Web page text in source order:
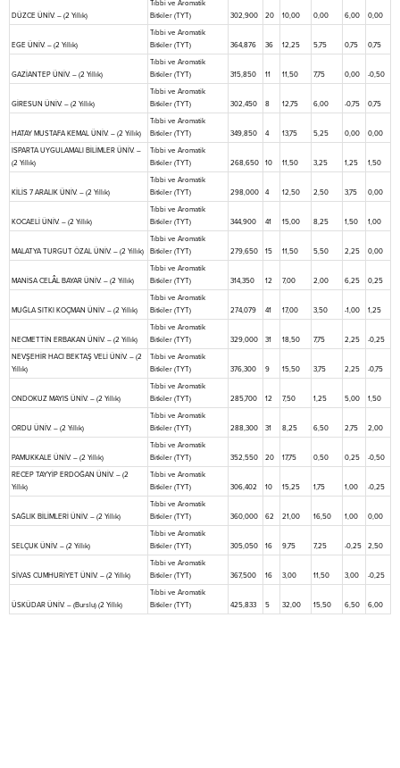
DÜZCE ÜNİV. – (2 Yıllık)
Tıbbi ve Aromatik
Bitkiler (TYT)
302,900 20 10,00 0,00 6,00 0,00
EGE ÜNİV. – (2 Yıllık)
Tıbbi ve Aromatik
Bitkiler (TYT)
364,876 36 12,25 5,75 0,75 0,75
GAZİANTEP ÜNİV. – (2 Yıllık)
Tıbbi ve Aromatik
Bitkiler (TYT)
315,850 11 11,50 7,75 0,00 -0,50
GİRESUN ÜNİV. – (2 Yıllık)
Tıbbi ve Aromatik
Bitkiler (TYT)
302,450 8 12,75 6,00 -0,75 0,75
HATAY MUSTAFA KEMAL ÜNİV. – (2 Yıllık)
Tıbbi ve Aromatik
Bitkiler (TYT)
349,850 4 13,75 5,25 0,00 0,00
ISPARTA UYGULAMALI BİLİMLER ÜNİV. –
(2 Yıllık)
Tıbbi ve Aromatik
Bitkiler (TYT)
268,650 10 11,50 3,25 1,25 1,50
KİLİS 7 ARALIK ÜNİV. – (2 Yıllık)
Tıbbi ve Aromatik
Bitkiler (TYT)
298,000 4 12,50 2,50 3,75 0,00
KOCAELİ ÜNİV. – (2 Yıllık)
Tıbbi ve Aromatik
Bitkiler (TYT)
344,900 41 15,00 8,25 1,50 1,00
MALATYA TURGUT ÖZAL ÜNİV. – (2 Yıllık)
Tıbbi ve Aromatik
Bitkiler (TYT)
279,650 15 11,50 5,50 2,25 0,00
MANİSA CELÂL BAYAR ÜNİV. – (2 Yıllık)
Tıbbi ve Aromatik
Bitkiler (TYT)
314,350 12 7,00 2,00 6,25 0,25
MUĞLA SITKI KOÇMAN ÜNİV. – (2 Yıllık)
Tıbbi ve Aromatik
Bitkiler (TYT)
274,079 41 17,00 3,50 -1,00 1,25
NECMETTİN ERBAKAN ÜNİV. – (2 Yıllık)
Tıbbi ve Aromatik
Bitkiler (TYT)
329,000 31 18,50 7,75 2,25 -0,25
NEVŞEHİR HACI BEKTAŞ VELİ ÜNİV. – (2
Yıllık)
Tıbbi ve Aromatik
Bitkiler (TYT)
376,300 9 15,50 3,75 2,25 -0,75
ONDOKUZ MAYIS ÜNİV. – (2 Yıllık)
Tıbbi ve Aromatik
Bitkiler (TYT)
285,700 12 7,50 1,25 5,00 1,50
ORDU ÜNİV. – (2 Yıllık)
Tıbbi ve Aromatik
Bitkiler (TYT)
288,300 31 8,25 6,50 2,75 2,00
PAMUKKALE ÜNİV. – (2 Yıllık)
Tıbbi ve Aromatik
Bitkiler (TYT)
352,550 20 17,75 0,50 0,25 -0,50
RECEP TAYYİP ERDOĞAN ÜNİV. – (2
Yıllık)
Tıbbi ve Aromatik
Bitkiler (TYT)
306,402 10 15,25 1,75 1,00 -0,25
SAĞLIK BİLİMLERİ ÜNİV. – (2 Yıllık)
Tıbbi ve Aromatik
Bitkiler (TYT)
360,000 62 21,00 16,50 1,00 0,00
SELÇUK ÜNİV. – (2 Yıllık)
Tıbbi ve Aromatik
Bitkiler (TYT)
305,050 16 9,75 7,25 -0,25 2,50
SİVAS CUMHURİYET ÜNİV. – (2 Yıllık)
Tıbbi ve Aromatik
Bitkiler (TYT)
367,500 16 3,00 11,50 3,00 -0,25
ÜSKÜDAR ÜNİV. – (Burslu) (2 Yıllık)
Tıbbi ve Aromatik
Bitkiler (TYT)
425,833 5 32,00 15,50 6,50 6,00